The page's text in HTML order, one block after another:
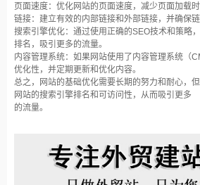
页面速度：优化网站的页面速度，减少页面加载
链接：建立有效的内部链接和外部链接，并确保
搜索引擎优化：通过使用正确的SEO技术和策略
排名，吸引更多的流量。
内容管理系统：如果网站使用了内容管理系统（
优化性，并定期更新和优化内容。
总之，网站的基础优化需要长期的努力和耐心，
网站的搜索引擎排名和可访问性，从而吸引更多
的流量。